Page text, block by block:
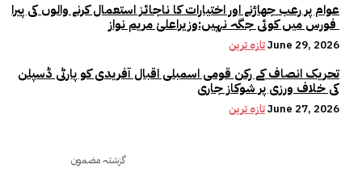
عوام پر رعب جھاڑنے اور اختیارات کا ناجائز استعمال کرنے والوں کی پیرا
تازہ ترینJune 29, 2026
تحریک انصاف کے رکن قومی اسمبلی اقبال آفریدی کو پارٹی ڈسپلن
کی خلاف ورزی پر شوکاز جاری
تازہ ترینJune 27, 2026
گزشتہ مضمون